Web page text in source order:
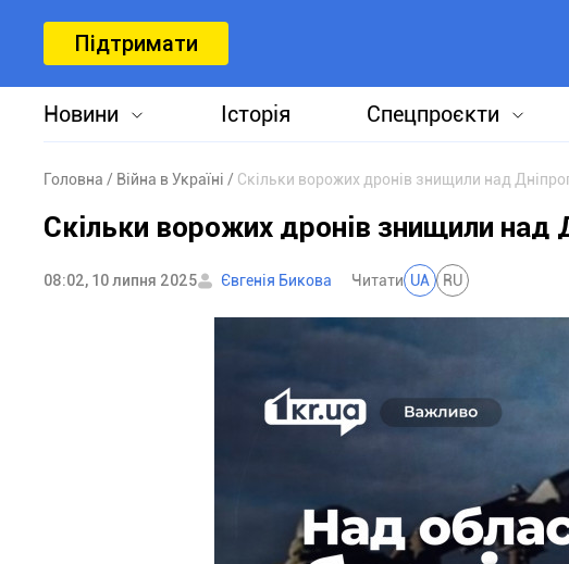
Підтримати
Новини Історія Спецпроєкти
Головна Війна в Україні Скільки ворожих дронів знищили над
Скільки ворожих дронів знищили над
08:02, 10 липня 2025 Євгенія Бикова Читати UA RU